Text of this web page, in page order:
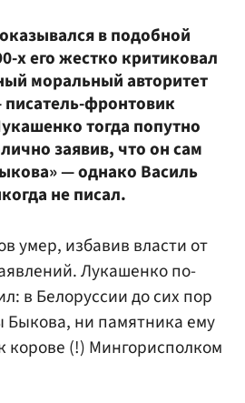
в подобной
х его жестко критиковал
моральный авторитет
фронтовик
тогда попутно
заявив, что он сам
— однако Василь
не писал.
умер, избавив власти от
Лукашенко по-
в Белоруссии до сих пор
Быкова, ни памятника ему
корове (!) Мингорисполком